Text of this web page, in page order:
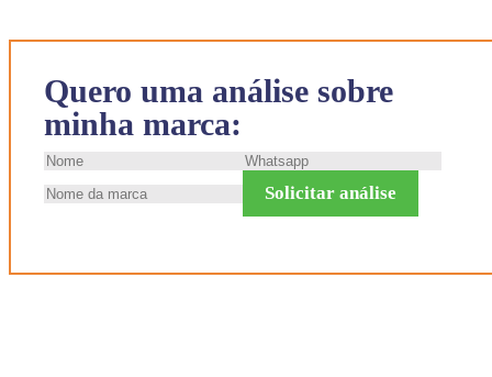
Quero uma análise sobre
minha marca:
Solicitar análise